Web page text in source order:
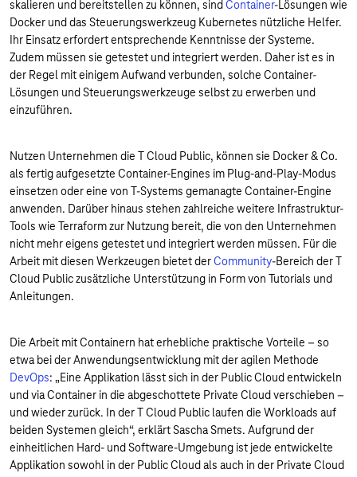
skalieren und bereitstellen zu können, sind Container-Lösungen wie
Docker und das Steuerungswerkzeug Kubernetes nützliche Helfer.
Ihr Einsatz erfordert entsprechende Kenntnisse der Systeme.
Zudem müssen sie getestet und integriert werden. Daher ist es in
der Regel mit einigem Aufwand verbunden, solche Container-
Lösungen und Steuerungswerkzeuge selbst zu erwerben und
einzuführen.
Nutzen Unternehmen die T Cloud Public, können sie Docker & Co.
als fertig aufgesetzte Container-Engines im Plug-and-Play-Modus
einsetzen oder eine von T-Systems gemanagte Container-Engine
anwenden. Darüber hinaus stehen zahlreiche weitere Infrastruktur-
Tools wie Terraform zur Nutzung bereit, die von den Unternehmen
nicht mehr eigens getestet und integriert werden müssen. Für die
Arbeit mit diesen Werkzeugen bietet derCommunity-Bereich der T
Cloud Public zusätzliche Unterstützung in Form von Tutorials und
Anleitungen.
Die Arbeit mit Containern hat erhebliche praktische Vorteile – so
etwa bei der Anwendungsentwicklung mit der agilen Methode
DevOps: „Eine Applikation lässt sich in der Public Cloud entwickeln
und via Container in die abgeschottete Private Cloud verschieben –
und wieder zurück. In der T Cloud Public laufen die Workloads auf
beiden Systemen gleich“, erklärt Sascha Smets. Aufgrund der
einheitlichen Hard- und Software-Umgebung ist jede entwickelte
Applikation sowohl in der Public Cloud als auch in der Private Cloud